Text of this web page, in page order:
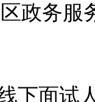
政务服
下面试